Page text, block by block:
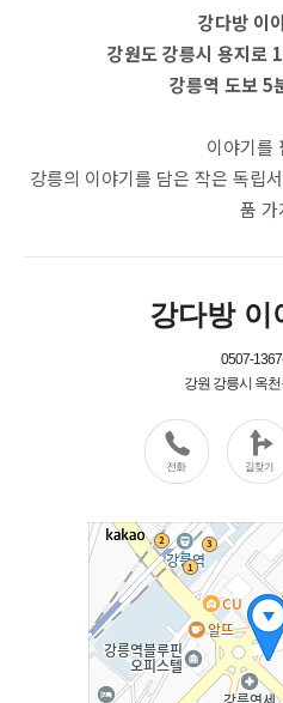
강다방 이
강원도 강릉시 용지로
강릉역 도보 5
이야기를
강릉의 이야기를 담은 작은 독립
품 가